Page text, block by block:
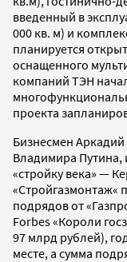
введенный в
000 кв. м) и
планируется
оснащенного
компаний ТЭН
проекта
Бизнесмен
Владимира
«стройку века» —
«Стройгазмонтаж«
подрядов от
Forbes «Короли
97 млрд рублей),
месте, а сумма